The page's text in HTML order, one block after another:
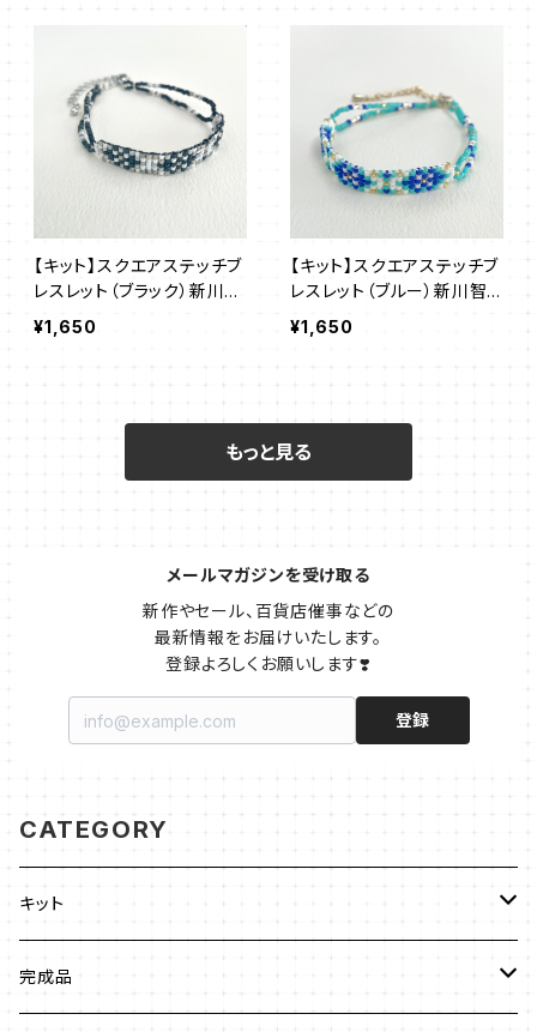
【キット】スクエアステッチブ
レスレット（ブラック）新川智
未
¥1,650
【キット】スクエアステッチブ
レスレット（ブルー）新川智
未
¥1,650
もっと見る
メールマガジンを受け取る
新作やセール、百貨店催事などの
最新情報をお届けいたします。
登録よろしくお願いします❣️
登録
CATEGORY
キット
ビーズステッチ
完成品